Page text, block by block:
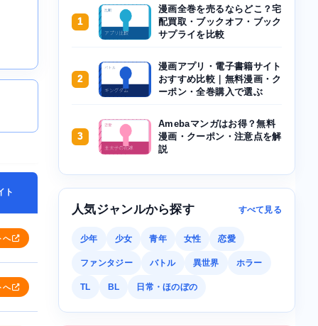
ト
へ
へ
1
漫画全巻を売るならどこ？宅
配買取・ブックオフ・ブック
サプライを比較
2
漫画アプリ・電子書籍サイト
おすすめ比較｜無料漫画・ク
ーポン・全巻購入で選ぶ
3
Amebaマンガはお得？無料
漫画・クーポン・注意点を解
説
人気ジャンルから探す すべて見る
少年 少女 青年 女性 恋愛
ファンタジー バトル 異世界 ホラー
TL BL 日常・ほのぼの